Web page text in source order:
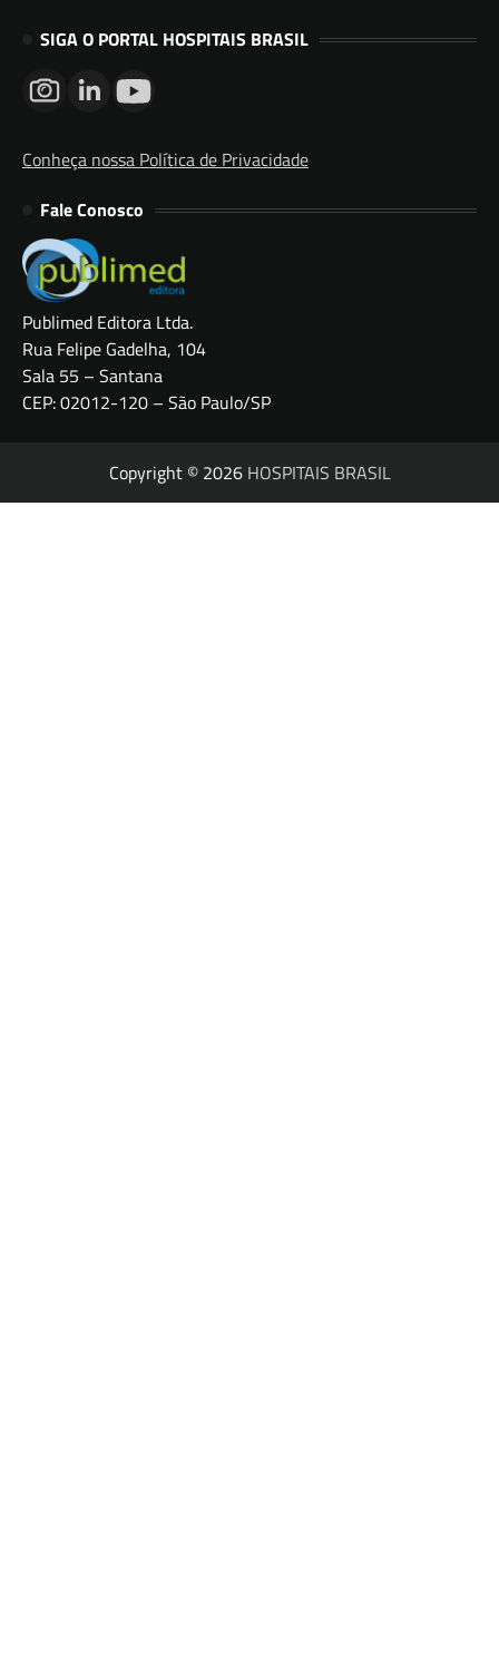
SIGA O PORTAL HOSPITAIS BRASIL
Conheça nossa Política de Privacidade
Fale Conosco
Publimed Editora Ltda.
Rua Felipe Gadelha, 104
Sala 55 – Santana
CEP: 02012-120 – São Paulo/SP
Copyright © 2026 HOSPITAIS BRASIL